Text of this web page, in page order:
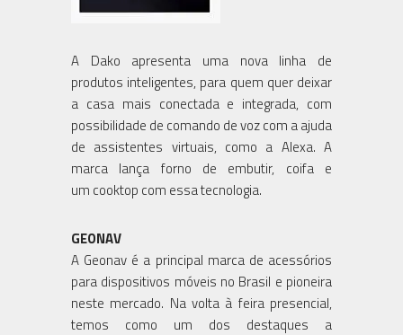
A Dako apresenta uma nova linha de
produtos inteligentes, para quem quer deixar
a casa mais conectada e integrada, com
possibilidade de comando de voz com a ajuda
de assistentes virtuais, como a Alexa. A
marca lança forno de embutir, coifa e
um cooktop com essa tecnologia.
GEONAV
A Geonav é a principal marca de acessórios
para dispositivos móveis no Brasil e pioneira
neste mercado. Na volta à feira presencial,
temos como um dos destaques a